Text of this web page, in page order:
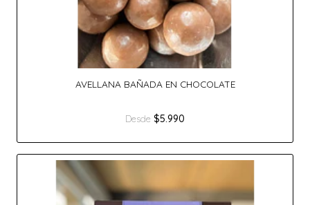
AVELLANA BAÑADA EN CHOCOLATE
Desde $5.990